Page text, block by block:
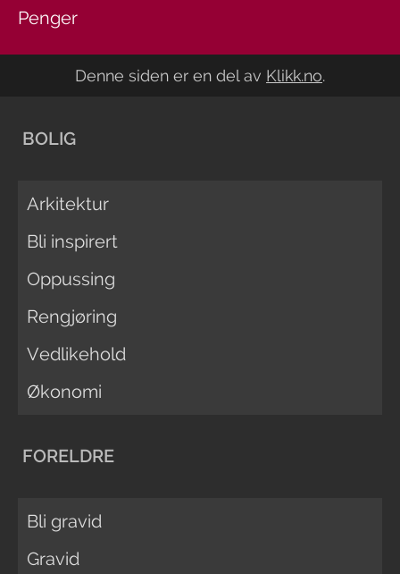
Penger
Denne siden er en del av Klikk.no.
BOLIG
Arkitektur
Bli inspirert
Oppussing
Rengjøring
Vedlikehold
Økonomi
FORELDRE
Bli gravid
Gravid